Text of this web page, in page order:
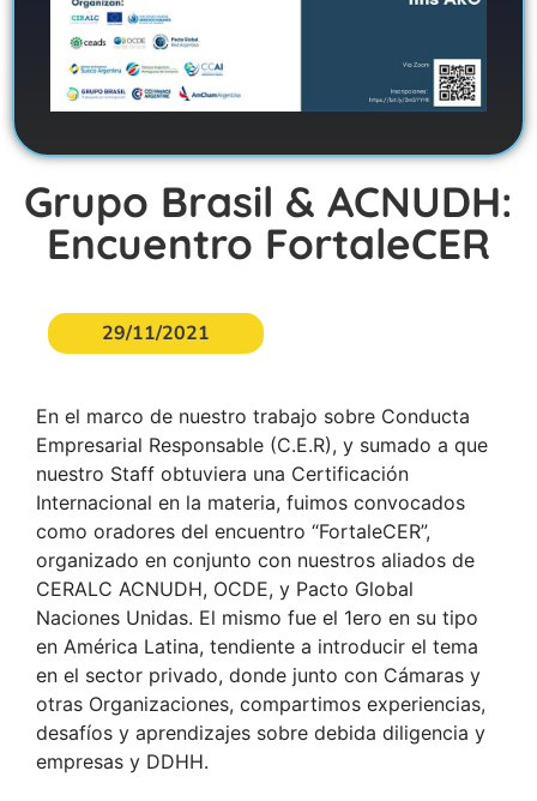
Grupo Brasil & ACNUDH:
Encuentro FortaleCER
29/11/2021
En el marco de nuestro trabajo sobre Conducta
Empresarial Responsable (C.E.R), y sumado a que
nuestro Staff obtuviera una Certificación
Internacional en la materia, fuimos convocados
como oradores del encuentro “FortaleCER”,
organizado en conjunto con nuestros aliados de
CERALC ACNUDH, OCDE, y Pacto Global
Naciones Unidas. El mismo fue el 1ero en su tipo
en América Latina, tendiente a introducir el tema
en el sector privado, donde junto con Cámaras y
otras Organizaciones, compartimos experiencias,
desafíos y aprendizajes sobre debida diligencia y
empresas y DDHH.